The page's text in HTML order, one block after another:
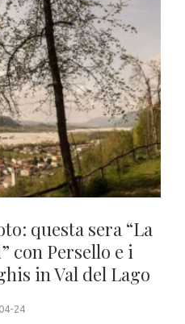
questa sera “La
con Persello e i
in Val del Lago
24